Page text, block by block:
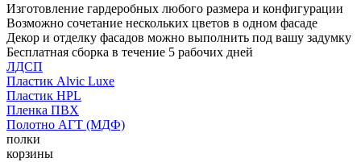
Изготовление гардеробных любого размера и конфигурации
Возможно сочетание нескольких цветов в одном фасаде
Декор и отделку фасадов можно выполнить под вашу задумку
Бесплатная сборка в течение 5 рабочих дней
ЛДСП
Пластик Alvic Luxe
Пластик HPL
Пленка ПВХ
Полотно АГТ (МДФ)
полки
корзины